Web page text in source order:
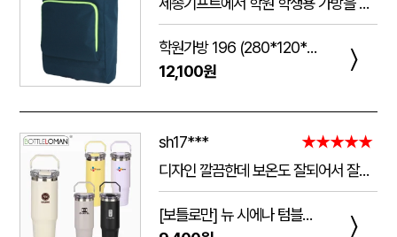
학원가방 196 (280*120*390mm)
12,100원
〉
sh17***
★★★★★
디자인 깔끔한데 보온도 잘되어서 잘쓰고 있습니다 선물용으로 좋네요 하단에 실리콘 밀림방지 없는건 좀 아쉽네요
[보틀로만] 뉴 시에나 텀블러 900ml
〉